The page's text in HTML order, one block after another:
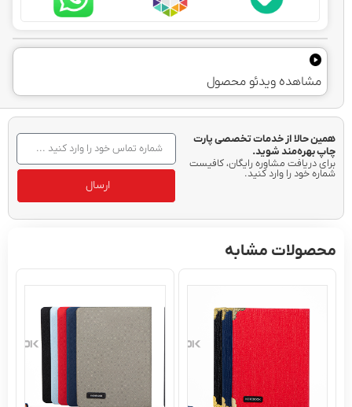
مشاهده ویدئو محصول
همین حالا از خدمات تخصصی پارت
چاپ بهره‌مند شوید.
برای دریافت مشاوره رایگان، کافیست
شماره خود را وارد کنید.
ارسال
محصولات مشابه